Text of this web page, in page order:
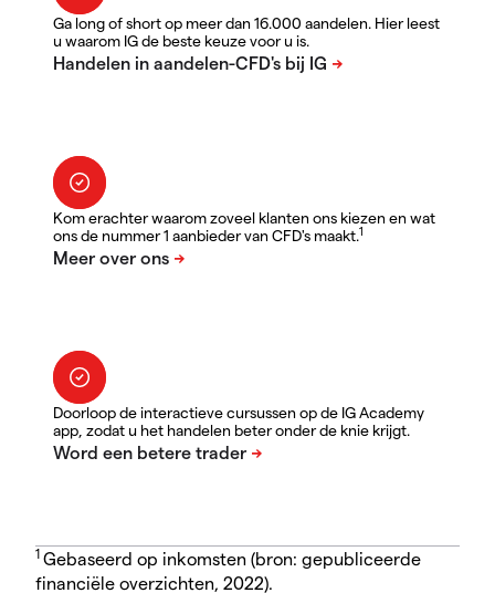
Ga long of short op meer dan 16.000 aandelen. Hier leest
u waarom IG de beste keuze voor u is.
Kom erachter waarom zoveel klanten ons kiezen en wat
ons de nummer 1 aanbieder van CFD's maakt.1
Doorloop de interactieve cursussen op de IG Academy
app, zodat u het handelen beter onder de knie krijgt.
1 Gebaseerd op inkomsten (bron: gepubliceerde
financiële overzichten, 2022).